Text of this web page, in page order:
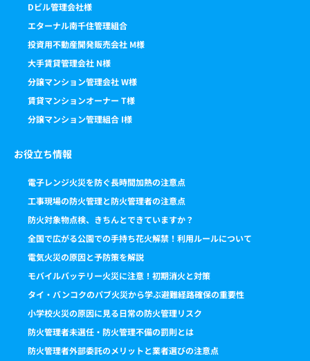
Dビル管理会社様
エターナル南千住管理組合
投資用不動産開発販売会社 M様
大手賃貸管理会社 N様
分譲マンション管理会社 W様
賃貸マンションオーナー T様
分譲マンション管理組合 I様
お役立ち情報
電子レンジ火災を防ぐ長時間加熱の注意点
工事現場の防火管理と防火管理者の注意点
防火対象物点検、きちんとできていますか？
全国で広がる公園での手持ち花火解禁！利用ルールについて
電気火災の原因と予防策を解説
モバイルバッテリー火災に注意！初期消火と対策
タイ・バンコクのパブ火災から学ぶ避難経路確保の重要性
小学校火災の原因に見る日常の防火管理リスク
防火管理者未選任・防火管理不備の罰則とは
防火管理者外部委託のメリットと業者選びの注意点